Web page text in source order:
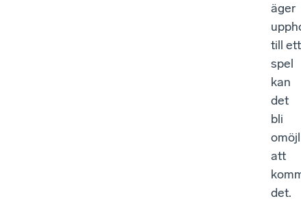
äger
till ett
spel
kan
det
bli
att
det.